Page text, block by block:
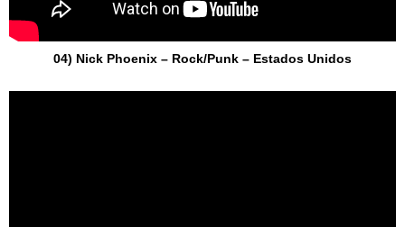
04) Nick Phoenix – Rock/Punk – Estados Unidos